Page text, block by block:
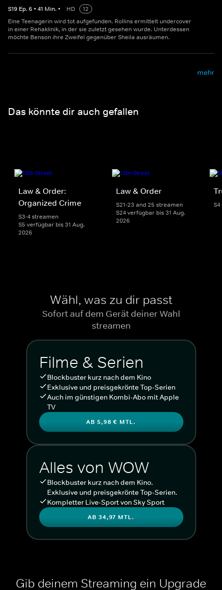
S19 Ep.6 • 41 Min. • HD
12
Eine Teenagerin wird tot aufgefunden. Rollins ermittelt undercover
in einer Rehaklinik, in der sie zuletzt gesehen wurde. Unterdessen
möchte Benson ihre Zweifel gegenüber Sheila ausräumen.
mehr
Das könnte dir auch gefallen
Law & Order:
Organized Crime
S3-4 streamen
S5 verfügbar bis 31 Aug.
2026
Law & Order
S21-23 and 25 streamen
S24 verfügbar bis 31 Aug.
2026
Wähl, was zu dir passt
Sofort auf dem Gerät deiner Wahl
streamen
Filme & Serien
Blockbuster kurz nach dem Kino
Exklusive und preisgekrönte Top-Serien
Auch im günstigen Kombi-Abo mit Apple
TV
AB 5,98 € MTL.
Alles von WOW
Blockbuster kurz nach dem Kino.
Exklusive und preisgekrönte Top-Serien.
Kompletter Live-Sport von Sky Sport
AB 34,97 MTL.
Gib deinem Streaming ein Upgrade